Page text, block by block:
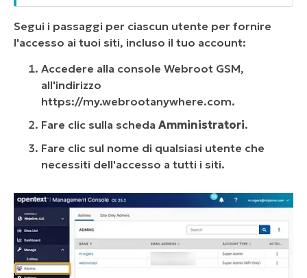
Segui i passaggi per ciascun utente per fornire
l'accesso ai tuoi siti, incluso il tuo account:
Accedere alla console Webroot GSM,
all'indirizzo
https://my.webrootanywhere.com.
Fare clic sulla scheda Amministratori.
Fare clic sul nome di qualsiasi utente che
necessiti dell'accesso a tutti i siti.